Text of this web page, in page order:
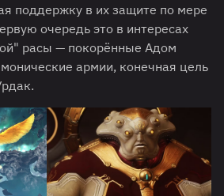
поддержку в их защите по мере
очередь это в интересах
расы — покорённые Адом
армии, конечная цель